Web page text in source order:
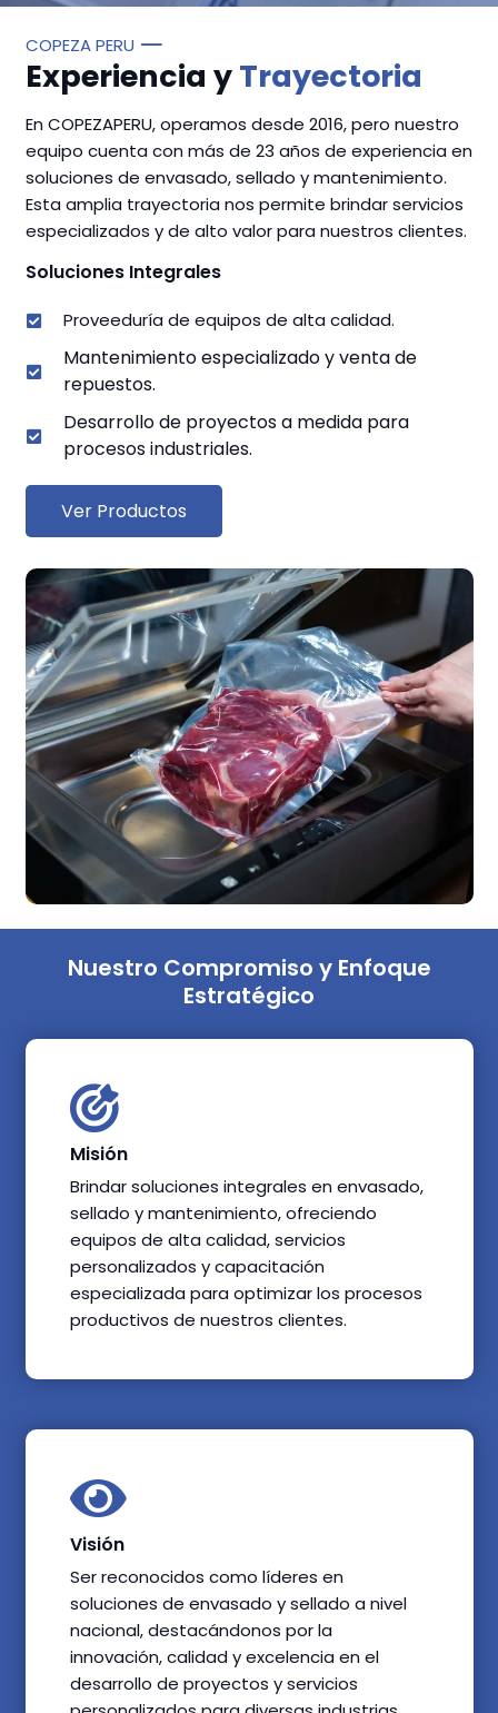
COPEZA PERU
Experiencia yTrayectoria
En COPEZAPERU, operamos desde 2016, pero nuestro
equipo cuenta con más de 23 años de experiencia en
soluciones de envasado, sellado y mantenimiento.
Esta amplia trayectoria nos permite brindar servicios
especializados y de alto valor para nuestros clientes.
Soluciones Integrales
Proveeduría de equipos de alta calidad.
Mantenimiento especializado y venta de
repuestos.
Desarrollo de proyectos a medida para
procesos industriales.
Ver Productos
Nuestro Compromiso y Enfoque
Estratégico
Misión
Brindar soluciones integrales en envasado,
sellado y mantenimiento, ofreciendo
equipos de alta calidad, servicios
personalizados y capacitación
especializada para optimizar los procesos
productivos de nuestros clientes.
Visión
Ser reconocidos como líderes en
soluciones de envasado y sellado a nivel
nacional, destacándonos por la
innovación, calidad y excelencia en el
desarrollo de proyectos y servicios